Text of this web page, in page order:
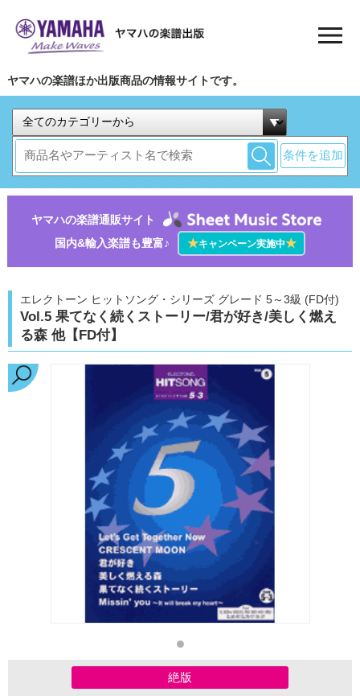
ヤマハの楽譜ほか出版商品の情報サイトです。
条件を追加
ヤマハの楽譜通販サイト
国内&輸入楽譜も豊富♪
★キャンペーン実施中★
エレクトーン ヒットソング・シリーズ グレード 5～3級 (FD付)
Vol.5 果てなく続くストーリー/君が好き/美しく燃え
る森 他【FD付】
絶版